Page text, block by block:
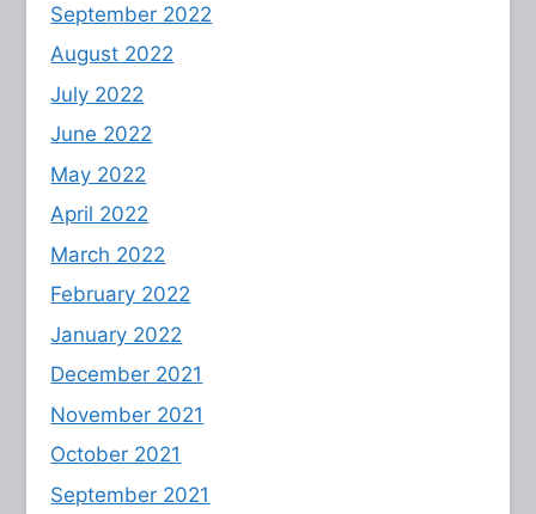
September 2022
August 2022
July 2022
June 2022
May 2022
April 2022
March 2022
February 2022
January 2022
December 2021
November 2021
October 2021
September 2021